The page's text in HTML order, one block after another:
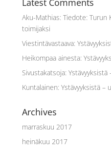
Latest Comments
Aku-Mathias: Tiedote: Turun
toimijaksi
Viestintävastaava:
Heikompaa ainesta:
Sivustakatsoja: Ystävyyksistä
Kuntalainen: Ystävyyksistä –
Archives
marraskuu 2017
heinäkuu 2017